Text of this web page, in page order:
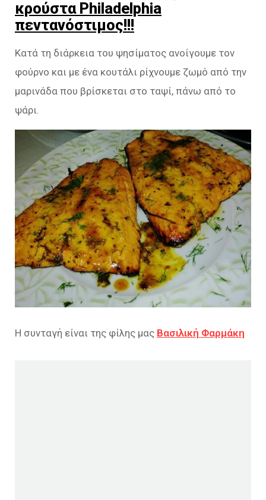
κρούστα Philadelphia
πεντανόστιμος!!!
Κατά τη διάρκεια του ψησίματος ανοίγουμε τον
φούρνο και με ένα κουτάλι ρίχνουμε ζωμό από την
μαρινάδα που βρίσκεται στο ταψί, πάνω από το
ψάρι.
Η συνταγή είναι της φίλης μας Βασιλική Φαρμάκη